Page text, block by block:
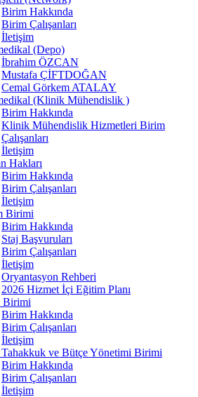
Birim Hakkında
Birim Çalışanları
İletişim
(Depo)
İbrahim ÖZCAN
Mustafa ÇİFTDOĞAN
Cemal Görkem ATALAY
(Klinik Mühendislik )
Birim Hakkında
Klinik Mühendislik Hizmetleri Birim
Çalışanları
İletişim
Hakları
Birim Hakkında
Birim Çalışanları
İletişim
Birimi
Birim Hakkında
Staj Başvuruları
Birim Çalışanları
İletişim
Oryantasyon Rehberi
2026 Hizmet İçi Eğitim Planı
Birimi
Birim Hakkında
Birim Çalışanları
İletişim
ve Bütçe Yönetimi Birimi
Birim Hakkında
Birim Çalışanları
İletişim